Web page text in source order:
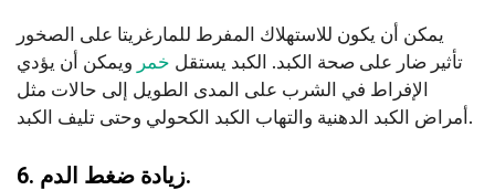
يمكن أن يكون للاستهلاك المفرط للمارغريتا على الصخور
تأثير ضار على صحة الكبد. الكبد يستقل خمر ويمكن أن يؤدي
الإفراط في الشرب على المدى الطويل إلى حالات مثل
أمراض الكبد الدهنية والتهاب الكبد الكحولي وحتى تليف الكبد.
6. زيادة ضغط الدم.